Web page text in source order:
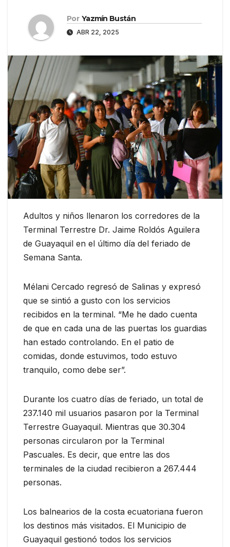
Por Yazmín Bustán
ABR 22, 2025
Adultos y niños llenaron los corredores de la
Terminal Terrestre Dr. Jaime Roldós Aguilera
de Guayaquil en el último día del feriado de
Semana Santa.
Mélani Cercado regresó de Salinas y expresó
que se sintió a gusto con los servicios
recibidos en la terminal. “Me he dado cuenta
de que en cada una de las puertas los guardias
han estado controlando. En el patio de
comidas, donde estuvimos, todo estuvo
tranquilo, como debe ser”.
Durante los cuatro días de feriado, un total de
237.140 mil usuarios pasaron por la Terminal
Terrestre Guayaquil. Mientras que 30.304
personas circularon por la Terminal
Pascuales. Es decir, que entre las dos
terminales de la ciudad recibieron a 267.444
personas.
Los balnearios de la costa ecuatoriana fueron
los destinos más visitados. El Municipio de
Guayaquil gestionó todos los servicios